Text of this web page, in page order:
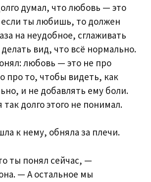
думал, что любовь — это
если ты любишь, то должен
на неудобное, сглаживать
вид, что всё нормально.
любовь — это не про
про то, чтобы видеть, как
и не добавлять ему боли.
долго этого не понимал.
к нему, обняла за плечи.
ты понял сейчас, —
— А остальное мы